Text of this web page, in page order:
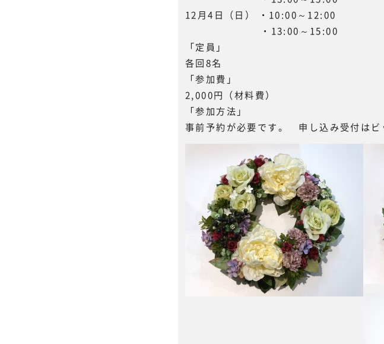
12月4日（日） ・10:00～12:00
・13:00～15:00
「定員」
各回8名
「参加費」
2,000円（材料費）
「参加方法」
事前予約が必要です。 申し込み受付はビ